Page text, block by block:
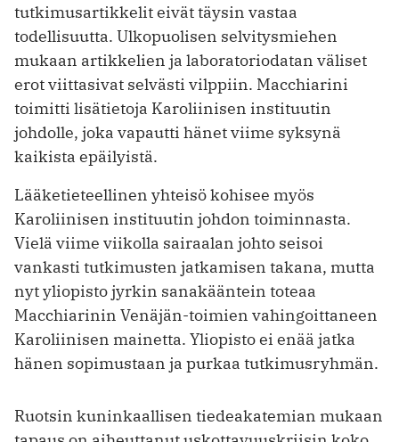
tutkimusartikkelit eivät täysin vastaa
todellisuutta. Ulkopuolisen selvitysmiehen
mukaan artikkelien ja laboratoriodatan väliset
erot viittasivat selvästi vilppiin. Macchiarini
toimitti lisätietoja Karoliinisen instituutin
johdolle, joka vapautti hänet viime syksynä
kaikista epäilyistä.
Lääketieteellinen yhteisö kohisee myös
Karoliinisen instituutin johdon toiminnasta.
Vielä viime viikolla sairaalan johto seisoi
vankasti tutkimusten jatkamisen takana, mutta
nyt yliopisto jyrkin sanakääntein toteaa
Macchiarinin Venäjän-toimien vahingoittaneen
Karoliinisen mainetta. Yliopisto ei enää jatka
hänen sopimustaan ja purkaa tutkimusryhmän.
Ruotsin kuninkaallisen tiedeakatemian mukaan